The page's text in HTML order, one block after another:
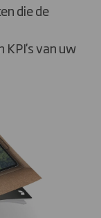
die de
KPI's van uw